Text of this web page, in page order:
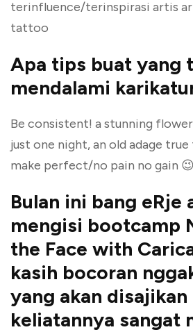
terinfluence/terinspirasi artis
tattoo
Apa tips buat yang
mendalami
Be consistent! a stunning
just one night, an old adage
make perfect/no pain no gain 😉
Bulan ini bang eRje
mengisi bootcamp
the Face with
kasih bocoran
yang akan
keliatannya sangat